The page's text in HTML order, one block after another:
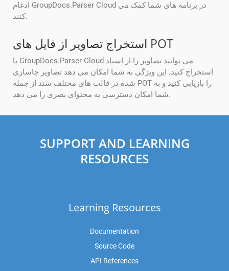
ادغام GroupDocs.Parser Cloud در برنامه های شما کمک می
کنند.
استخراج تصاویر از فایل های POT
با GroupDocs.Parser Cloud می توانید تصاویر را از اسناد
استخراج کنید. این ویژگی به شما امکان می دهد تصاویر جاسازی
شده در قالب های مختلف سند از جمله POT را بازیابی کنید و به
شما امکان دسترسی به محتوای بصری را می دهد.
SUPPORT AND LEARNING
RESOURCES
Learning Resources
Documentation
Source Code
API References